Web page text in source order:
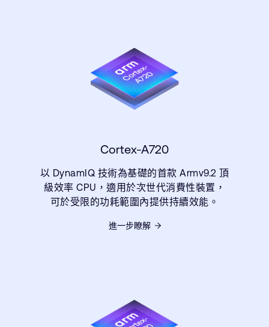
Cortex-A720
以 DynamIQ 技術為基礎的首款 Armv9.2 頂
級效率 CPU，適用於次世代消費性裝置，
可於受限的功耗範圍內提供持續效能。
進一步瞭解